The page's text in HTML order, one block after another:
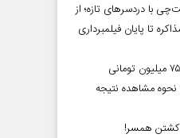
با دردسر‌های تازه؛ از
تا پایان فیلمبرداری
استعلام وام ضروری ۷۵ میلیون تومانی
مشاهده نتیجه
کشتن همسر!